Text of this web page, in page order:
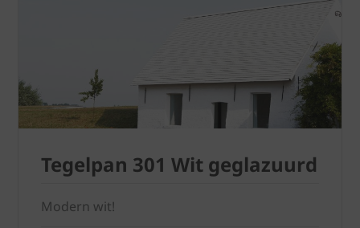
Tegelpan 301 Wit geglazuurd
Modern wit!